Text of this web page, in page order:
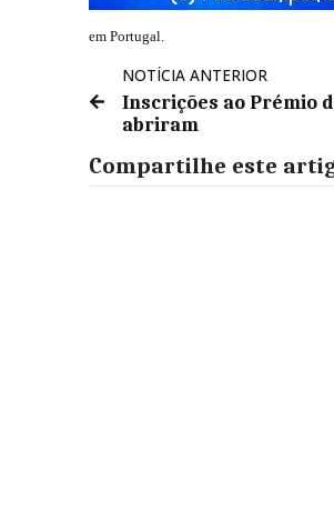
em Portugal.
NOTÍCIA ANTERIOR
Inscrições ao Prémio
abriram
Compartilhe este